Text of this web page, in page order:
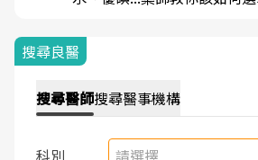
搜尋良醫
搜尋醫師搜尋醫事機構
科別 請選擇